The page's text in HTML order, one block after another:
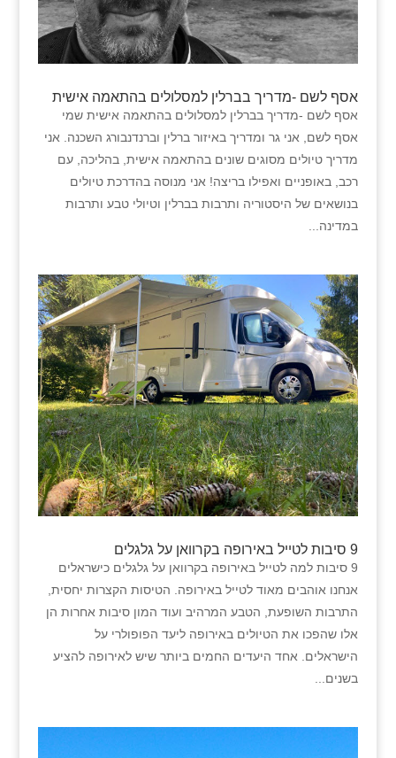
אסף לשם -מדריך בברלין למסלולים בהתאמה אישית
אסף לשם -מדריך בברלין למסלולים בהתאמה אישית שמי
אסף לשם, אני גר ומדריך באיזור ברלין וברנדנבורג השכנה. אני
מדריך טיולים מסוגים שונים בהתאמה אישית, בהליכה, עם
רכב, באופניים ואפילו בריצה! אני מנוסה בהדרכת טיולים
בנושאים של היסטוריה ותרבות בברלין וטיולי טבע ותרבות
במדינה...
9 סיבות לטייל באירופה בקרוואן על גלגלים
9 סיבות למה לטייל באירופה בקרוואן על גלגלים כישראלים
אנחנו אוהבים מאוד לטייל באירופה. הטיסות הקצרות יחסית,
התרבות השופעת, הטבע המרהיב ועוד המון סיבות אחרות הן
אלו שהפכו את הטיולים באירופה ליעד הפופולרי על
הישראלים. אחד היעדים החמים ביותר שיש לאירופה להציע
בשנים...